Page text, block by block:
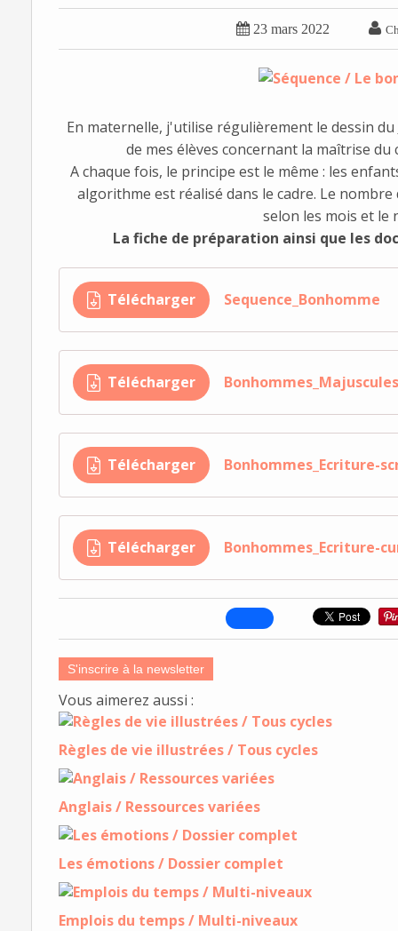
 23 mars 2022 
En maternelle, j'utilise régulièrement le dessin du
de mes élèves concernant la maîtrise
A chaque fois, le principe est le même : les
algorithme est réalisé dans le cadre. Le
selon les mois et le
La fiche de préparation ainsi que les
Télécharger Sequence_Bonhomme
Télécharger Bonhommes_Majuscules
Télécharger Bonhommes_Ecriture-
Télécharger Bonhommes_Ecriture-
S'inscrire à la newsletter
Vous aimerez aussi :
Règles de vie illustrées / Tous cycles
Anglais / Ressources variées
Les émotions / Dossier complet
Emplois du temps / Multi-niveaux